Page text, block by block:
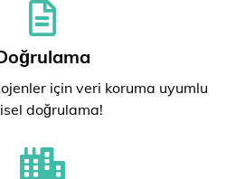
için veri koruma uyumlu
doğrulama!